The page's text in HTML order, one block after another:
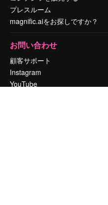
プレスルーム
magnific.aiをお探しですか？
お問い合わせ
顧客サポート
Instagram
YouTube